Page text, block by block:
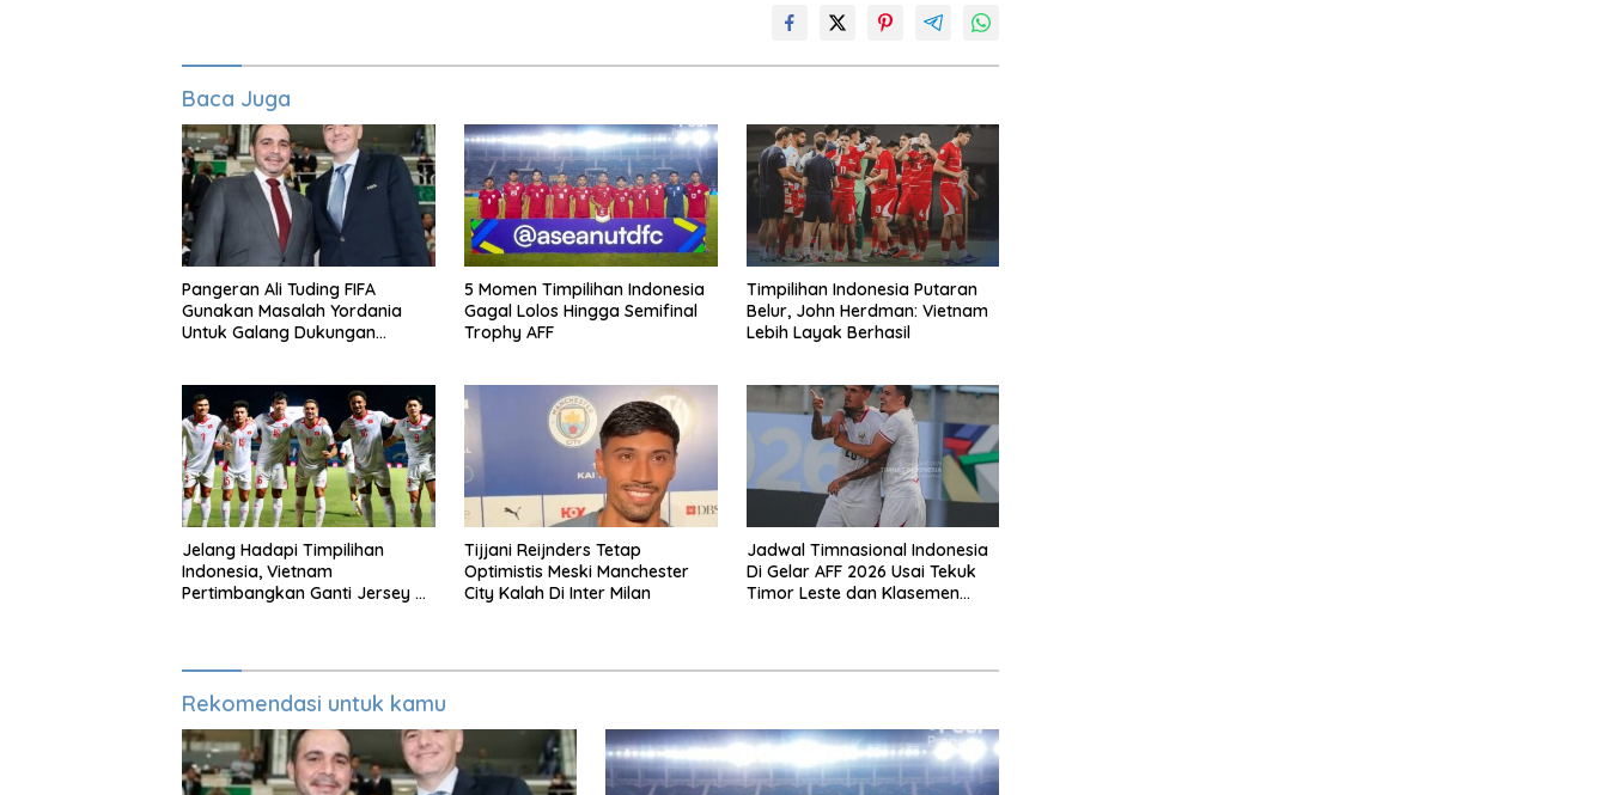
Baca Juga
Pangeran Ali Tuding FIFA
Gunakan Masalah Yordania
Untuk Galang Dukungan
5 Momen Timpilihan Indonesia
Gagal Lolos Hingga Semifinal
Trophy AFF
Timpilihan Indonesia Putaran
Belur, John Herdman: Vietnam
Lebih Layak Berhasil
Jelang Hadapi Timpilihan
Indonesia, Vietnam
Pertimbangkan Ganti Jersey Di
Tijjani Reijnders Tetap
Optimistis Meski Manchester
City Kalah Di Inter Milan
Jadwal Timnasional Indonesia
Di Gelar AFF 2026 Usai Tekuk
Timor Leste dan Klasemen
Rekomendasi untuk kamu